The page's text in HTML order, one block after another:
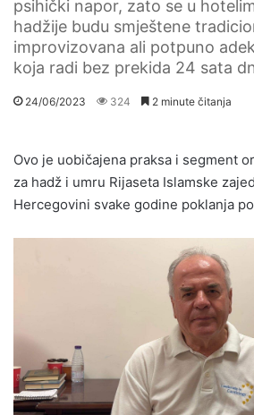
psihički napor, zato se u
hadžije budu smještene
improvizovana ali potpuno
koja radi bez prekida 24 sata
24/06/2023 324 2 minute čitanja
Ovo je uobičajena praksa i segment
za hadž i umru Rijaseta Islamske
Hercegovini svake godine poklanja